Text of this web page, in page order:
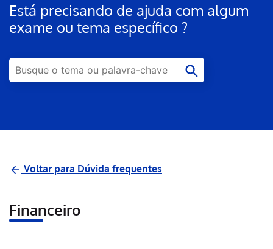
Está precisando de ajuda com algum
exame ou tema específico ?
Voltar para Dúvida frequentes
Financeiro